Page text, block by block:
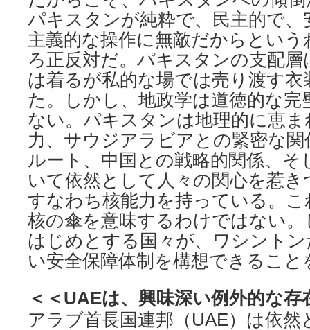
パキスタンが純粋で、民主的で
主​​義的な操作に無敵だからとい
ろ正反対だ。パキスタンの支配
は着るが私的な場では売り渡す
た。しかし、地政学は道徳的な
ない。パキスタンは地理的に恵
力、サウジアラビアとの緊密な
ルート、中国との戦略的関係、そ
いて依然として人々の関心を惹
すなわち核能力を持っている。
核の傘を意味するわけではない
はじめとする国々が、ワシント
い安全保障体制を構想できること
＜＜UAEは、興味深い例外的な存
アラブ首長国連邦（UAE）は依然